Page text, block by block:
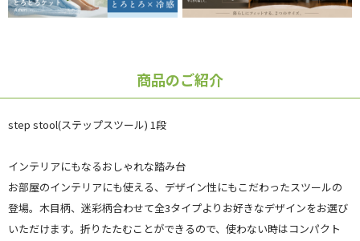
商品のご紹介
step stool(ステップスツール) 1段
インテリアにもなるおしゃれな踏み台
お部屋のインテリアにも使える、デザイン性にもこだわったスツールの
登場。木目柄、迷彩柄合わせて全3タイプよりお好きなデザインをお選び
いただけます。折りたたむことができるので、使わない時はコンパクト